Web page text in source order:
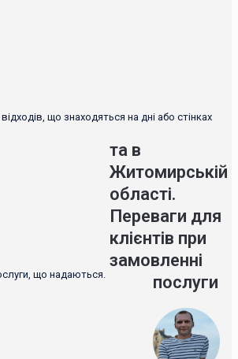
що знаходяться на дні або стінках
що надаються.
та в
Житомирській
області.
Переваги для
клієнтів при
замовленні
послуги